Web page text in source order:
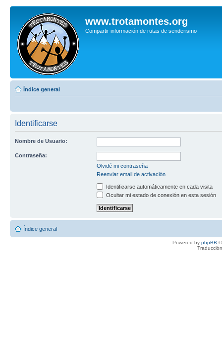
www.trotamontes.org
Compartir información de rutas de senderismo
Índice general
Identificarse
Nombre de Usuario:
Contraseña:
Olvidé mi contraseña
Reenviar email de activación
Identificarse automáticamente en cada visita
Ocultar mi estado de conexión en esta sesión
Índice general
Powered by phpBB